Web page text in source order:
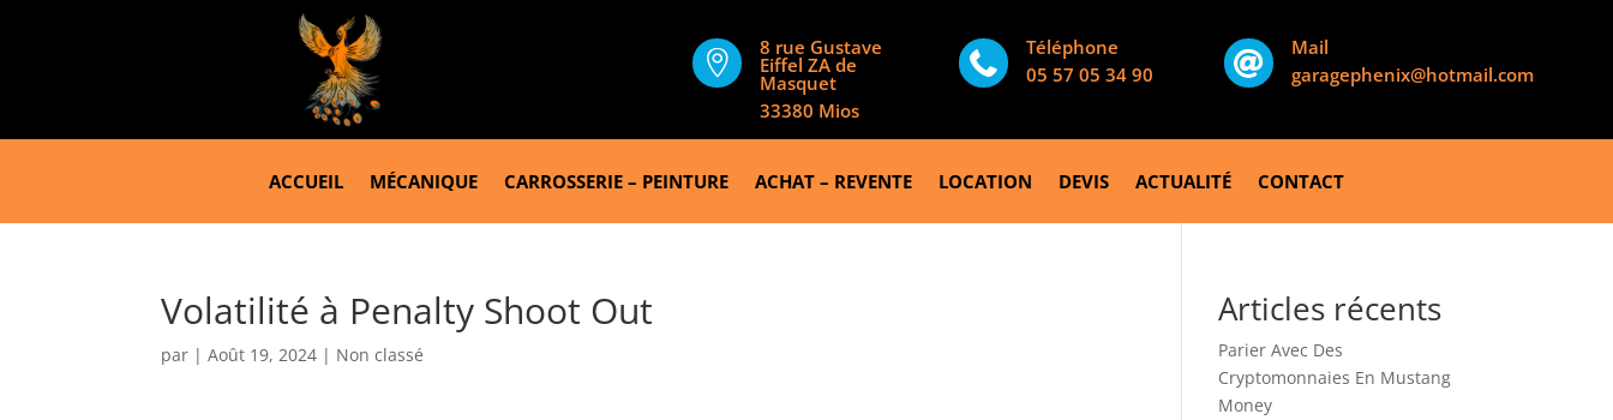

8 rue Gustave
Eiffel ZA de
Masquet
33380 Mios

Téléphone
05 57 05 34 90

Mail
garagephenix@hotmail.com
ACCUEIL MÉCANIQUE CARROSSERIE – PEINTURE ACHAT – REVENTE LOCATION DEVIS ACTUALITÉ CONTACT
Volatilité à Penalty Shoot Out
par |Août 19, 2024 | Non classé
Articles récents
Parier Avec Des
Cryptomonnaies En Mustang
Money